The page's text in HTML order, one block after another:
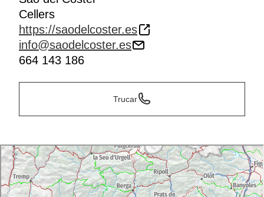
Cellers
https://saodelcoster.es
info@saodelcoster.es
664 143 186
Trucar